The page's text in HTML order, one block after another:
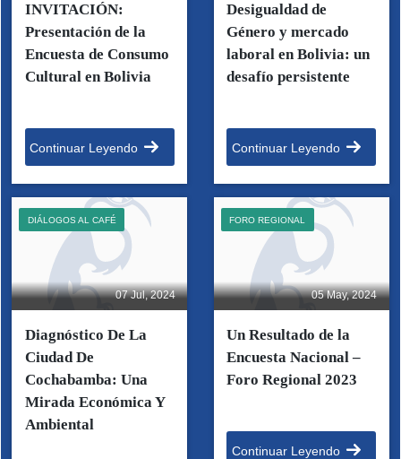
INVITACIÓN:
Presentación de la
Encuesta de Consumo
Cultural en Bolivia
Continuar Leyendo
Desigualdad de
Género y mercado
laboral en Bolivia: un
desafío persistente
Continuar Leyendo
07 Jul, 2024
DIÁLOGOS AL CAFÉ
Diagnóstico De La
Ciudad De
Cochabamba: Una
Mirada Económica Y
Ambiental
05 May, 2024
FORO REGIONAL
Un Resultado de la
Encuesta Nacional –
Foro Regional 2023
Continuar Leyendo